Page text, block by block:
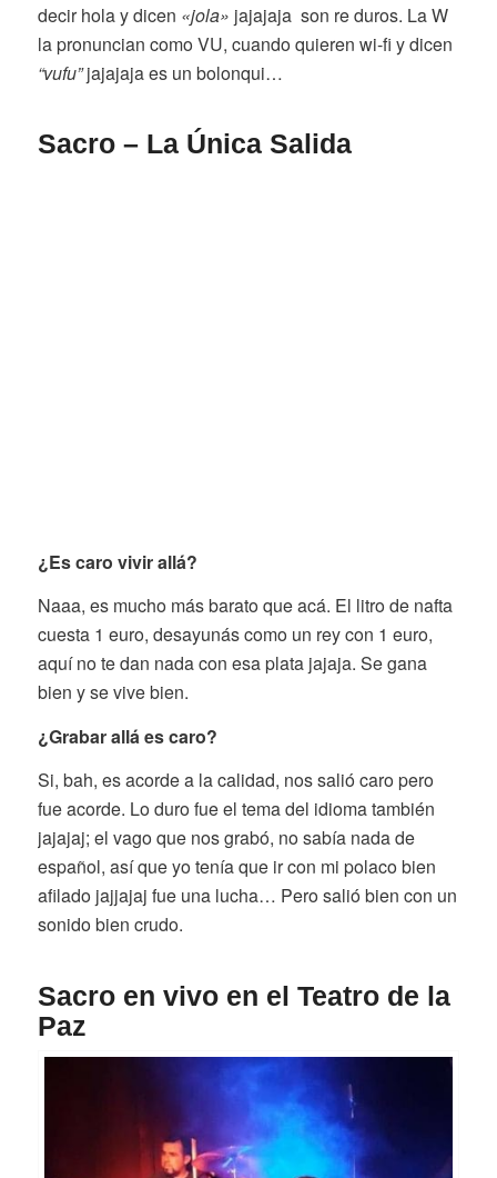
decir hola y dicen «jola» jajajaja son re duros. La W
la pronuncian como VU, cuando quieren wi-fi y dicen
“vufu”jajajaja es un bolonqui…
Sacro – La Única Salida
¿Es caro vivir allá?
Naaa, es mucho más barato que acá. El litro de nafta
cuesta 1 euro, desayunás como un rey con 1 euro,
aquí no te dan nada con esa plata jajaja. Se gana
bien y se vive bien.
¿Grabar allá es caro?
Si, bah, es acorde a la calidad, nos salió caro pero
fue acorde. Lo duro fue el tema del idioma también
jajajaj; el vago que nos grabó, no sabía nada de
español, así que yo tenía que ir con mi polaco bien
afilado jajjajaj fue una lucha… Pero salió bien con un
sonido bien crudo.
Sacro en vivo en el Teatro de la
Paz